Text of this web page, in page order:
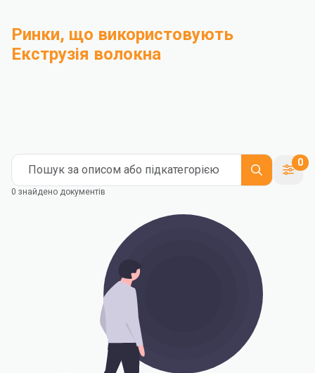
Ринки, що використовують
Екструзія волокна
Пошук за описом або підкатегорією
0
0 знайдено документів